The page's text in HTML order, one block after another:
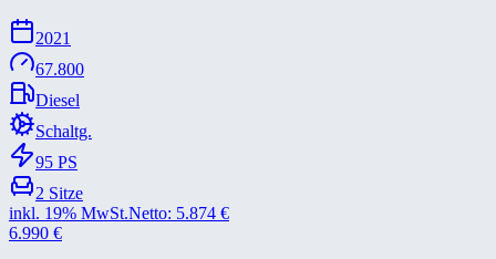
2021
67.800
Diesel
Schaltg.
95 PS
2 Sitze
inkl. 19% MwSt.Netto: 5.874 €
6.990 €